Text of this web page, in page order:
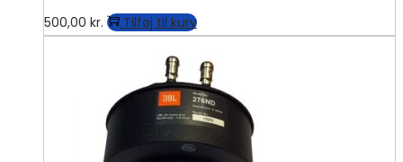
500,00 kr. Tilføj til kurv